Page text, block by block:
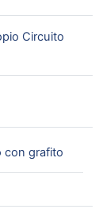
Circuito
con grafito